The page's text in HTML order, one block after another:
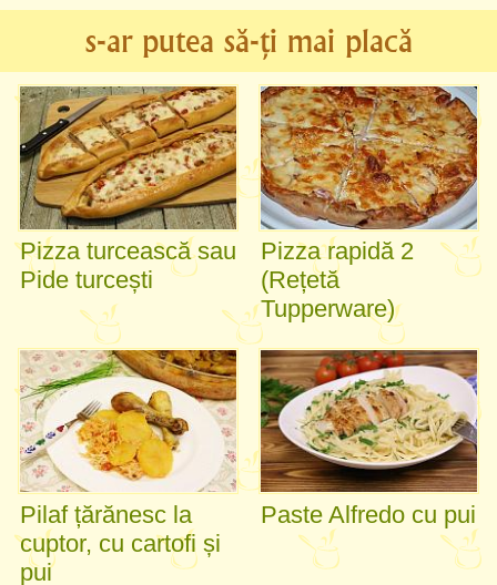
s-ar putea să-ți mai placă
Pizza turcească sau
Pide turcești
Pizza rapidă 2
(Rețetă
Tupperware)
Pilaf țărănesc la
cuptor, cu cartofi și
pui
Paste Alfredo cu pui